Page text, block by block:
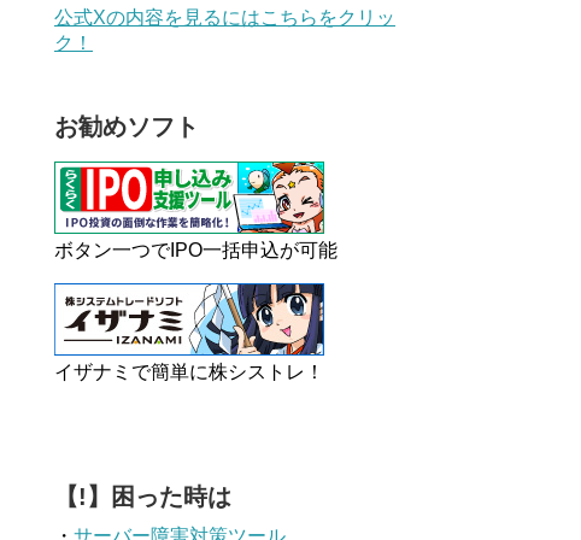
公式Xの内容を見るにはこちらをクリッ
ク！
お勧めソフト
ボタン一つでIPO一括申込が可能
イザナミで簡単に株シストレ！
【!】困った時は
・ サーバー障害対策ツール